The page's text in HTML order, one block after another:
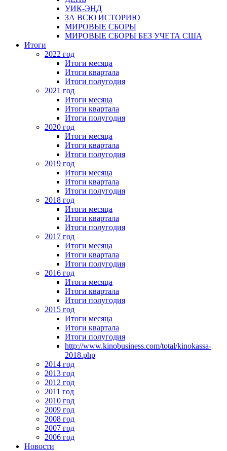
УИК-ЭНД
ЗА ВСЮ ИСТОРИЮ
МИРОВЫЕ СБОРЫ
МИРОВЫЕ СБОРЫ БЕЗ УЧЕТА США
Итоги
2022 год
Итоги месяца
Итоги квартала
Итоги полугодия
2021 год
Итоги месяца
Итоги квартала
Итоги полугодия
2020 год
Итоги месяца
Итоги квартала
Итоги полугодия
2019 год
Итоги месяца
Итоги квартала
Итоги полугодия
2018 год
Итоги месяца
Итоги квартала
Итоги полугодия
2017 год
Итоги месяца
Итоги квартала
Итоги полугодия
2016 год
Итоги месяца
Итоги квартала
Итоги полугодия
2015 год
Итоги месяца
Итоги квартала
Итоги полугодия
http://www.kinobusiness.com/total/kinokassa-
2018.php
2014 год
2013 год
2012 год
2011 год
2010 год
2009 год
2008 год
2007 год
2006 год
Новости